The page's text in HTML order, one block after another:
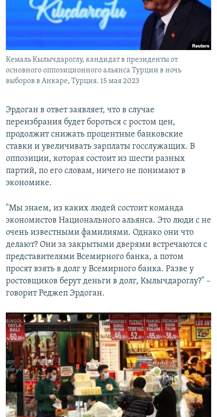
Кемаль Кылычдароглу, кандидат в президенты от
основного оппозиционного альянса Турции в ночь
выборов в Анкаре, Турция. 15 мая 2023
Эрдоган в ответ заявляет, что в случае
переизбрания будет бороться с ростом цен,
продолжит снижать процентные банковские
ставки и увеличивать зарплаты госслужащих. В
оппозиции, которая состоит из шести разных
партий, по его словам, ничего не понимают в
экономике.
"Мы знаем, из каких людей состоит команда
экономистов Национального альянса. Это люди с не
очень известными фамилиями. Однако они что
делают? Они за закрытыми дверями встречаются с
представителями Всемирного банка, а потом
просят взять в долг у Всемирного банка. Разве у
ростовщиков берут деньги в долг, Кылычдароглу?" –
говорит Реджеп Эрдоган.